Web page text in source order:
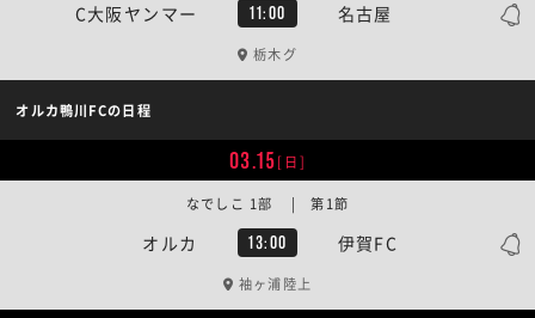
C大阪ヤンマー 11:00 名古屋
栃木グ
オルカ鴨川FCの日程
03.15[日]
オルカ 13:00 伊賀FC
なでしこ 1部 | 第1節
袖ヶ浦陸上